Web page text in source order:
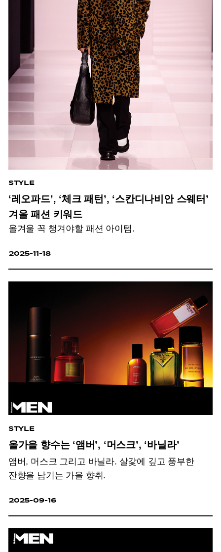
STYLE
‘레오파드’, ‘체크 패턴’, ‘스칸디나비안 스웨터’
겨울 패션 키워드
올겨울 꼭 챙겨야할 패션 아이템.
2025-11-18
STYLE
올가을 향수는 ‘앰버’, ‘머스크’, ‘바닐라’
앰버, 머스크 그리고 바닐라. 살갗에 깊고 풍부한
잔향을 남기는 가을 향취.
2025-09-16